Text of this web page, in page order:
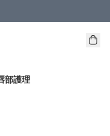
折/5件8折】
85折
8折】
折】
組2件88折/3件85折】
85折/4件或以上8折】
得去賬户資料填上生日日期啦 !
部護理